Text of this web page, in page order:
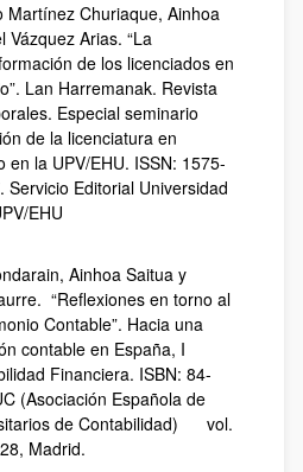
Martínez Churiaque, Ainhoa
Vázquez Arias. “La
de los licenciados en
Lan Harremanak. Revista
Especial seminario
de la licenciatura en
en la UPV/EHU. ISSN: 1575-
Servicio Editorial Universidad
EHU
Ainhoa Saitua y
“Reflexiones en torno al
Contable”. Hacia una
contable en España, I
Financiera. ISBN: 84-
(Asociación Española de
de Contabilidad) vol.
128, Madrid.